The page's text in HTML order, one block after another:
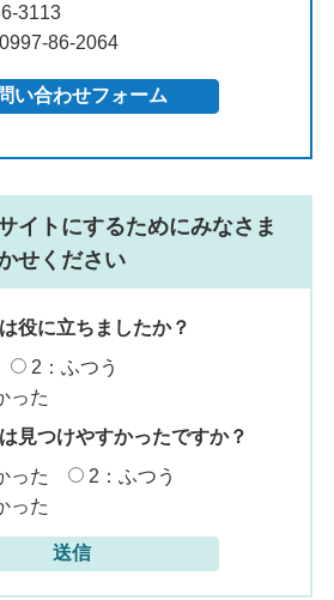
3113
86-2064
イトにするためにみなさま
せください
役に立ちましたか？
2：ふつう
った
見つけやすかったですか？
った
2：ふつう
った